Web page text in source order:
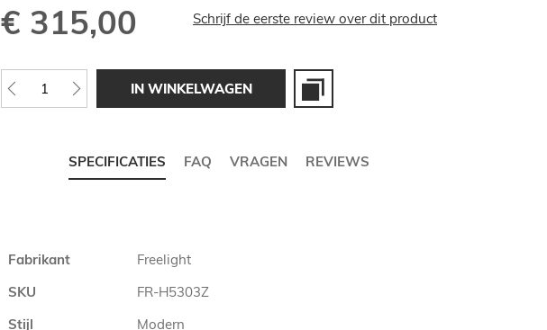
€ 315,00 Schrijf de eerste review over dit product
IN WINKELWAGEN
SPECIFICATIES FAQ VRAGEN REVIEWS
Meer
Fabrikant
Freelight
SKU
FR-H5303Z
Stijl
Modern